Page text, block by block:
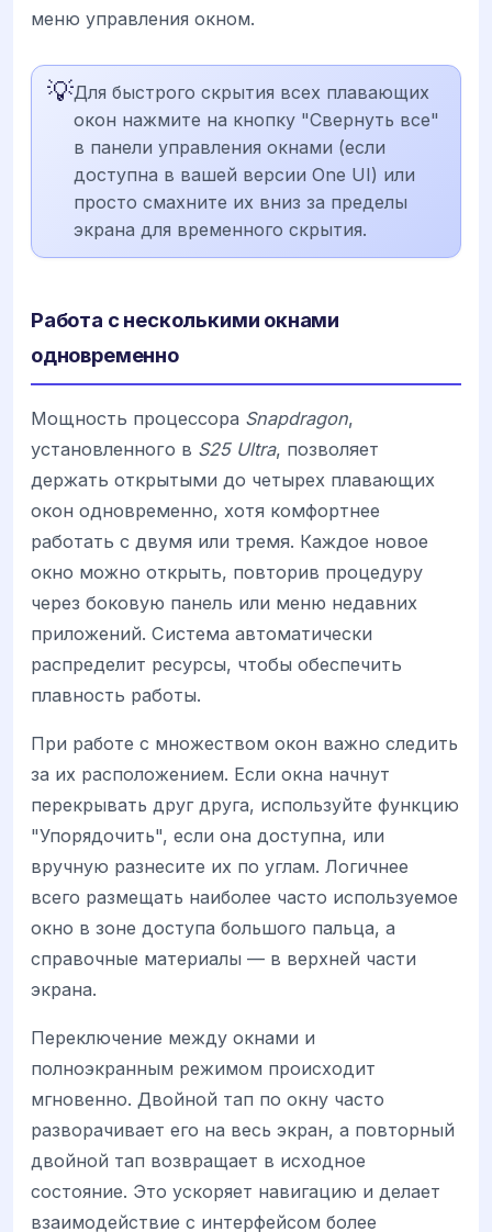
меню управления окном.
💡Для быстрого скрытия всех плавающих
окон нажмите на кнопку "Свернуть все"
в панели управления окнами (если
доступна в вашей версии One UI) или
просто смахните их вниз за пределы
экрана для временного скрытия.
Работа с несколькими окнами
одновременно
Мощность процессора Snapdragon,
установленного в S25 Ultra, позволяет
держать открытыми до четырех плавающих
окон одновременно, хотя комфортнее
работать с двумя или тремя. Каждое новое
окно можно открыть, повторив процедуру
через боковую панель или меню недавних
приложений. Система автоматически
распределит ресурсы, чтобы обеспечить
плавность работы.
При работе с множеством окон важно следить
за их расположением. Если окна начнут
перекрывать друг друга, используйте функцию
"Упорядочить", если она доступна, или
вручную разнесите их по углам. Логичнее
всего размещать наиболее часто используемое
окно в зоне доступа большого пальца, а
справочные материалы — в верхней части
экрана.
Переключение между окнами и
полноэкранным режимом происходит
мгновенно. Двойной тап по окну часто
разворачивает его на весь экран, а повторный
двойной тап возвращает в исходное
состояние. Это ускоряет навигацию и делает
взаимодействие с интерфейсом более